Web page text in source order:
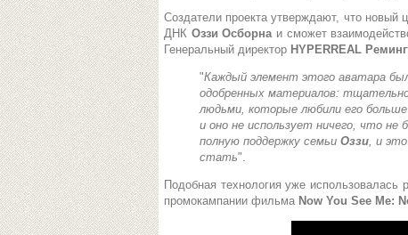
Создатели проекта утверждают, что новый
ДНК Оззи Осборна и сможет
Генеральный директор HYPERREAL
"Каждый элемент этого аватара
одобренных материалов:
людьми, которые любили его
и оно не использует ничего, что не
полную поддержку семьи Оззи, и
стать".
Подобная технология уже
промокампании фильма Now You See Me: